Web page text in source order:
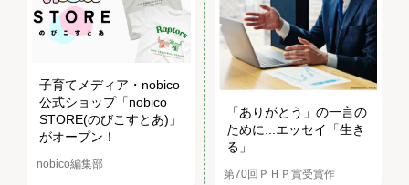
子育てメディア・nobico
公式ショップ「nobico
STORE(のびこすとあ)」
がオープン！
nobico編集部
「ありがとう」の一言の
ために...エッセイ「生き
る」
第70回ＰＨＰ賞受賞作